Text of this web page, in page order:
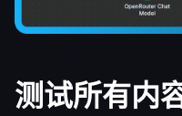
测试所有内